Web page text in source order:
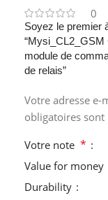
0
Soyez le premier
module de
de relais”
Votre adresse e-
obligatoires sont
Votre note *
Value for money
Durability